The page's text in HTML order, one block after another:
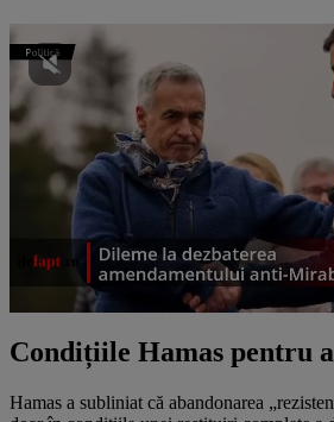
Condițiile Hamas pentru
Hamas a subliniat că abandonarea